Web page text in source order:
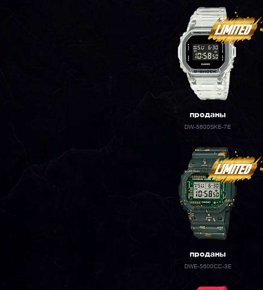
проданы
DW-5600SKE-7E
проданы
DWE-5600CC-3E